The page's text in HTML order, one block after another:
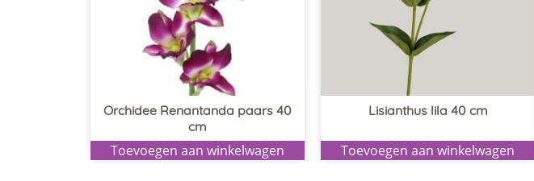
Orchidee Renantanda paars 40
cm
Toevoegen aan winkelwagen
Lisianthus lila 40 cm
Toevoegen aan winkelwagen